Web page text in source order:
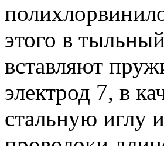
этого в
вставляют
электрод 7, в
стальную иглу